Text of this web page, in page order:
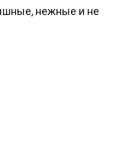
нежные и не